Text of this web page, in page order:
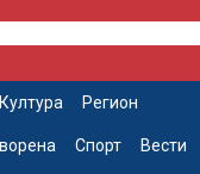
Култура Регион
Спорт Вести